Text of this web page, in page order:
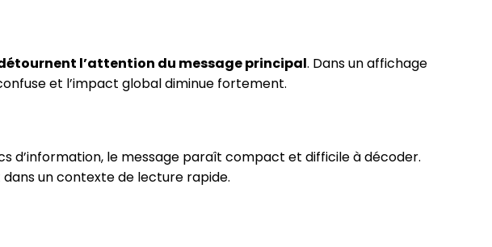
l’attention du message principal. Dans un affichage
et l’impact global diminue fortement.
d’information, le message paraît compact et difficile à décoder.
un contexte de lecture rapide.